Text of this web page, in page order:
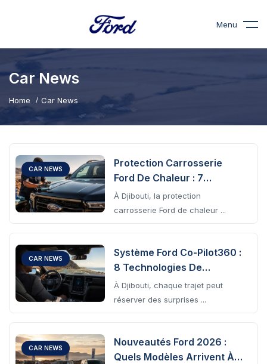
Menu
Car News
Home Car News
CAR NEWS
Protection Carrosserie
Ford De Chaleur : 7
Techniques Essentielles
Pour Préserver Votre
À Djibouti, la protection
carrosserie Ford de chaleur ...
CAR NEWS
Système Ford Co-Pilot360 :
8 Technologies De
Sécurité Essentielles Pour
Rouler En Toute Confiance
À Djibouti, chaque trajet peut
réserver des surprises ...
CAR NEWS
Nouveautés Ford 2026 :
Quels Modèles Arrivent À